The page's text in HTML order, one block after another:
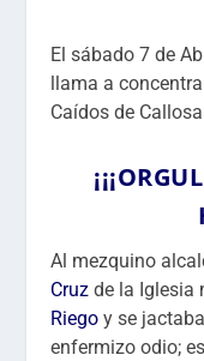
El sábado 7 de
llama a
Caídos de
Al mezquino
Cruz de la Iglesia
Riego y se
enfermizo odio;